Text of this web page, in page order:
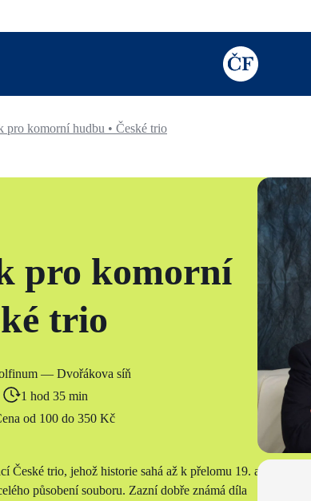
TODO: Add
pro komorní hudbu • České trio
pro komorní
trio
— Dvořákova síň
1 hod 35 min
od 100 do 350 Kč
České trio, jehož historie sahá až k přelomu 19. a 20.
působení souboru. Zazní dobře známá díla